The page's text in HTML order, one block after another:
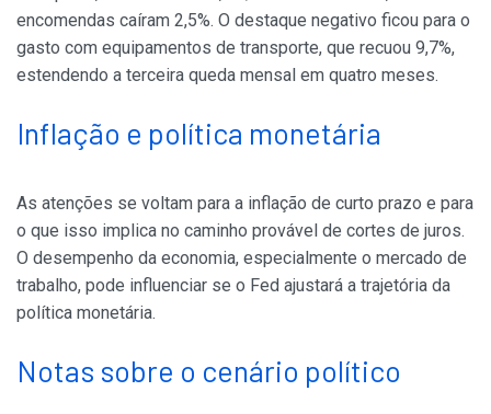
encomendas caíram 2,5%. O destaque negativo ficou para o
gasto com equipamentos de transporte, que recuou 9,7%,
estendendo a terceira queda mensal em quatro meses.
Inflação e política monetária
As atenções se voltam para a inflação de curto prazo e para
o que isso implica no caminho provável de cortes de juros.
O desempenho da economia, especialmente o mercado de
trabalho, pode influenciar se o Fed ajustará a trajetória da
política monetária.
Notas sobre o cenário político